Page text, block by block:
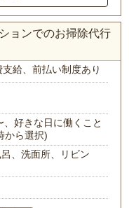
ョンでのお掃除代行
支給、前払い制度あり
好きな日に働くこと
から選択)
、洗面所、リビン